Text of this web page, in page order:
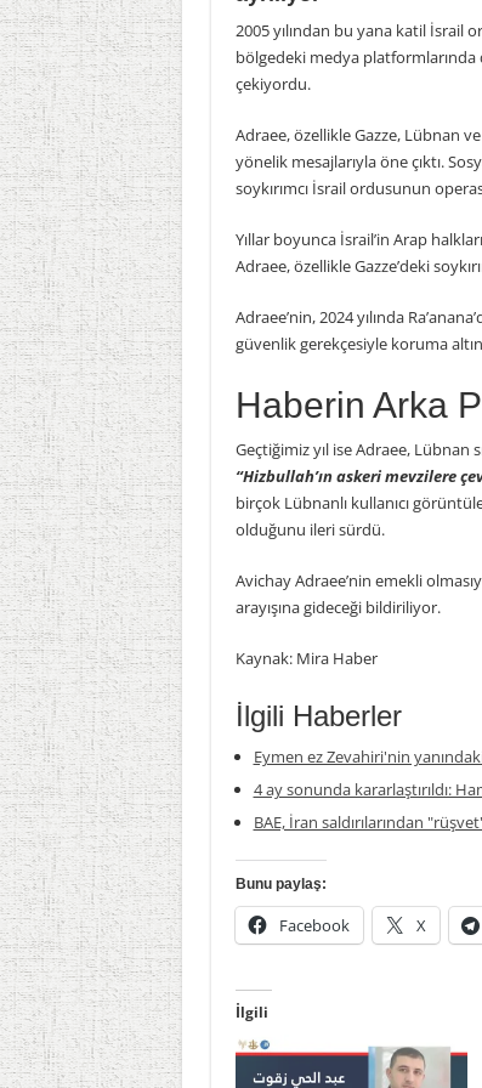
2005 yılından bu yana katil İsrail
bölgedeki medya platformlarında
çekiyordu.
Adraee, özellikle Gazze, Lübnan
yönelik mesajlarıyla öne çıktı.
soykırımcı İsrail ordusunun
Yıllar boyunca İsrail’in Arap
Adraee, özellikle Gazze’deki
Adraee’nin, 2024 yılında
güvenlik gerekçesiyle koruma
Haberin Arka
Geçtiğimiz yıl ise Adraee,
“Hizbullah’ın askeri mevzilere
birçok Lübnanlı kullanıcı
olduğunu ileri sürdü.
Avichay Adraee’nin emekli
arayışına gideceği bildiriliyor.
Kaynak: Mira Haber
İlgili Haberler
Eymen ez Zevahiri'nin
4 ay sonunda kararlaştırıldı:
BAE, İran saldırılarından
Bunu paylaş:
Facebook X
İlgili